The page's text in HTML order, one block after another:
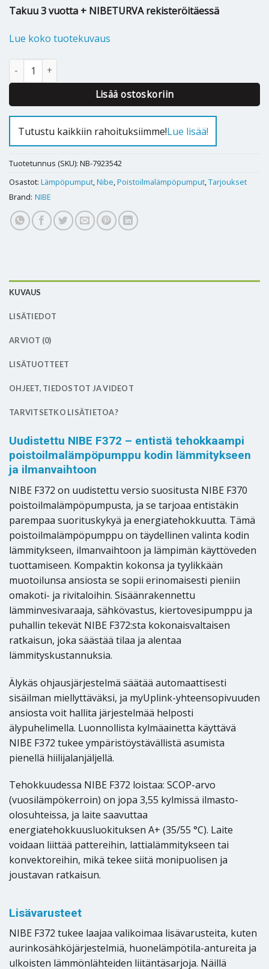
Takuu 3 vuotta + NIBETURVA rekisteröitäessä
Lue koko tuotekuvaus
Poistoilmalämpöpumppu Nibe F372 määrä
Lisää ostoskoriin
Alternative:
Tutustu kaikkiin rahoituksiimme!Lue lisää!
Tuotetunnus (SKU): NB-7923542
Osastot: Lämpöpumput,Nibe,Poistoilmalämpöpumput,Tarjoukset
Brand: NIBE
KUVAUS
LISÄTIEDOT
ARVIOT (0)
LISÄTUOTTEET
OHJEET, TIEDOSTOT JA VIDEOT
TARVITSETKO LISÄTIETOA?
Uudistettu NIBE F372 – entistä tehokkaampi
poistoilmalämpöpumppu kodin lämmitykseen
ja ilmanvaihtoon
NIBE F372 on uudistettu versio suositusta NIBE F370
poistoilmalämpöpumpusta, ja se tarjoaa entistäkin
parempaa suorituskykyä ja energiatehokkuutta. Tämä
poistoilmalämpöpumppu on täydellinen valinta kodin
lämmitykseen, ilmanvaihtoon ja lämpimän käyttöveden
tuottamiseen. Kompaktin kokonsa ja tyylikkään
muotoilunsa ansiosta se sopii erinomaisesti pieniin
omakoti- ja rivitaloihin. Sisäänrakennettu
lämminvesivaraaja, sähkövastus, kiertovesipumppu ja
puhallin tekevät NIBE F372:sta kokonaisvaltaisen
ratkaisun, joka säästää tilaa ja alentaa
lämmityskustannuksia.
Älykäs ohjausjärjestelmä säätää automaattisesti
sisäilman miellyttäväksi, ja myUplink-yhteensopivuuden
ansiosta voit hallita järjestelmää helposti
älypuhelimella. Luonnollista kylmäainetta käyttävä
NIBE F372 tukee ympäristöystävällistä asumista
pienellä hiilijalanjäljellä.
Tehokkuudessa NIBE F372 loistaa: SCOP-arvo
(vuosilämpökerroin) on jopa 3,55 kylmissä ilmasto-
olosuhteissa, ja laite saavuttaa
energiatehokkuusluokituksen A+ (35/55 °C). Laite
voidaan liittää pattereihin, lattialämmitykseen tai
konvektoreihin, mikä tekee siitä monipuolisen ja
joustavan ratkaisun.
Lisävarusteet
NIBE F372 tukee laajaa valikoimaa lisävarusteita, kuten
aurinkosähköjärjestelmiä, huonelämpötila-antureita ja
ulkoisten lämmönlähteiden liitäntäsarjoja. Näillä